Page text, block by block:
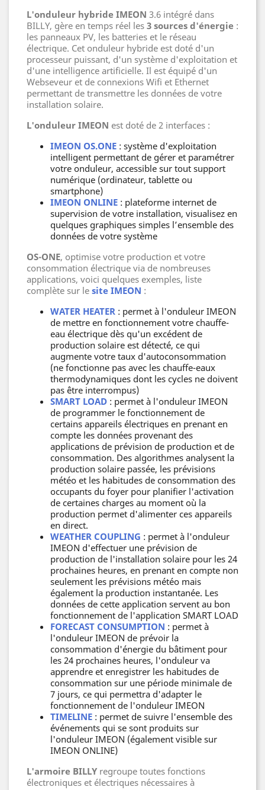
L'onduleur hybride IMEON 3.6 intégré dans
BILLY, gère en temps réel les 3 sources d'énergie :
les panneaux PV, les batteries et le réseau
électrique. Cet onduleur hybride est doté d'un
processeur puissant, d'un système d'exploitation et
d'une intelligence artificielle. Il est équipé d'un
Webseveur et de connexions Wifi et Ethernet
permettant de transmettre les données de votre
installation solaire.
L'onduleur IMEON est doté de 2 interfaces :
IMEON OS.ONE : système d'exploitation
intelligent permettant de gérer et paramétrer
votre onduleur, accessible sur tout support
numérique (ordinateur, tablette ou
smartphone)
IMEON ONLINE : plateforme internet de
supervision de votre installation, visualisez en
quelques graphiques simples l’ensemble des
données de votre système
OS-ONE, optimise votre production et votre
consommation électrique via de nombreuses
applications, voici quelques exemples, liste
complète sur le site IMEON :
WATER HEATER : permet à l'onduleur IMEON
de mettre en fonctionnement votre chauffe-
eau électrique dès qu'un excédent de
production solaire est détecté, ce qui
augmente votre taux d'autoconsommation
(ne fonctionne pas avec les chauffe-eaux
thermodynamiques dont les cycles ne doivent
pas être interrompus)
SMART LOAD : permet à l'onduleur IMEON
de programmer le fonctionnement de
certains appareils électriques en prenant en
compte les données provenant des
applications de prévision de production et de
consommation. Des algorithmes analysent la
production solaire passée, les prévisions
météo et les habitudes de consommation des
occupants du foyer pour planifier l'activation
de certaines charges au moment où la
production permet d'alimenter ces appareils
en direct.
WEATHER COUPLING : permet à l'onduleur
IMEON d'effectuer une prévision de
production de l'installation solaire pour les 24
prochaines heures, en prenant en compte non
seulement les prévisions météo mais
également la production instantanée. Les
données de cette application servent au bon
fonctionnement de l'application SMART LOAD
FORECAST CONSUMPTION : permet à
l'onduleur IMEON de prévoir la
consommation d'énergie du bâtiment pour
les 24 prochaines heures, l'onduleur va
apprendre et enregistrer les habitudes de
consommation sur une période minimale de
7 jours, ce qui permettra d'adapter le
fonctionnement de l'onduleur IMEON
TIMELINE : permet de suivre l'ensemble des
événements qui se sont produits sur
l'onduleur IMEON (également visible sur
IMEON ONLINE)
L'armoire BILLY regroupe toutes fonctions
électroniques et électriques nécessaires à